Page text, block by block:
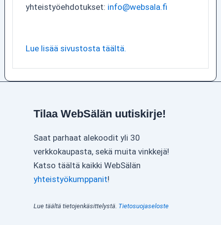
yhteistyöehdotukset: info@websala.fi
Lue lisää sivustosta täältä.
Tilaa WebSälän uutiskirje!
Saat parhaat alekoodit yli 30
verkkokaupasta, sekä muita vinkkejä!
Katso täältä kaikki WebSälän
yhteistyökumppanit!
Lue täältä tietojenkäsittelystä. Tietosuojaseloste